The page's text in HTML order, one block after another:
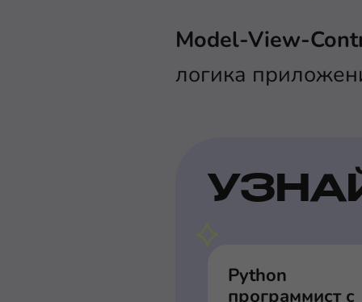
Model-View-
логика
Python
программист с